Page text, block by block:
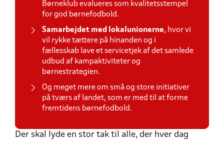
Børneklub evalueres som kvalitetsstempel
for god børnefodbold.
Samarbejdet med lokalunionerne, hvor vi
vil rykke tættere på hinanden og i
fællesskab lave et servicetjek af det samlede
udbud af kampaktiviteter og
børnestrategien.
Og meget mere om små og store initiativer
på tværs af landet, som er med til at forme
fremtidens børnefodbold.
Der skal lyde en stor tak til alle, der hver dag